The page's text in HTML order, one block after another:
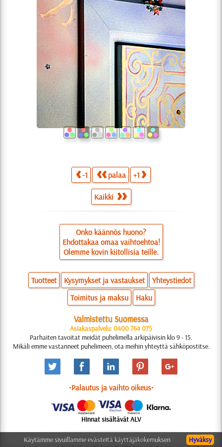
-1 palaa +1
Kaikki
Onko käännös huono?
Ehdottakaa omaa vaihtoehtoa!
Olemme kovin kiitollisia teille.
Tuotteet Kysymykset ja vastaukset
Yhteystiedot
Toimitus ja maksu
Haku
Valmistettu Suomessa
Asiakaspalvelu: 0400 764 075
Parhaiten tavoitat meidät puhelimella arkipäivisin klo 9 - 15.
Mikäli emme vastanneet puhelimeen, ota meihin yhteyttä sähköpostitse.
•Palautus ja vaihto oikeus•
Hinnat sisältävät ALV
© 2006-2025 Suunnittelu: Natali M.
Hyväksy
Käytämme sivuillamme evästeitä käyttäjäkokemuksen